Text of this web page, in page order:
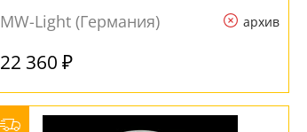
MW-Light (Германия)
архив
22 360 ₽